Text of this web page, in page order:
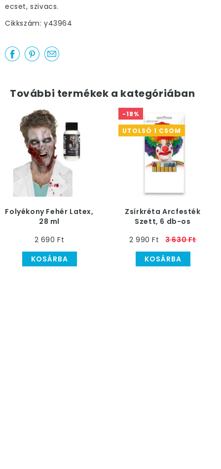
ecset, szivacs.
Cikkszám: y43964
További termékek a kategóriában
Folyékony Fehér Latex,
28 ml
2 690 Ft
KOSÁRBA
-18%
UTOLSÓ 1 CSOM
Zsírkréta Arcfesték
Szett, 6 db-os
2 990 Ft
3 630 Ft
KOSÁRBA